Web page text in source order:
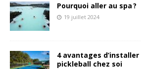
Pourquoi aller au spa ?
19 juillet 2024
4 avantages
pickleball chez soi